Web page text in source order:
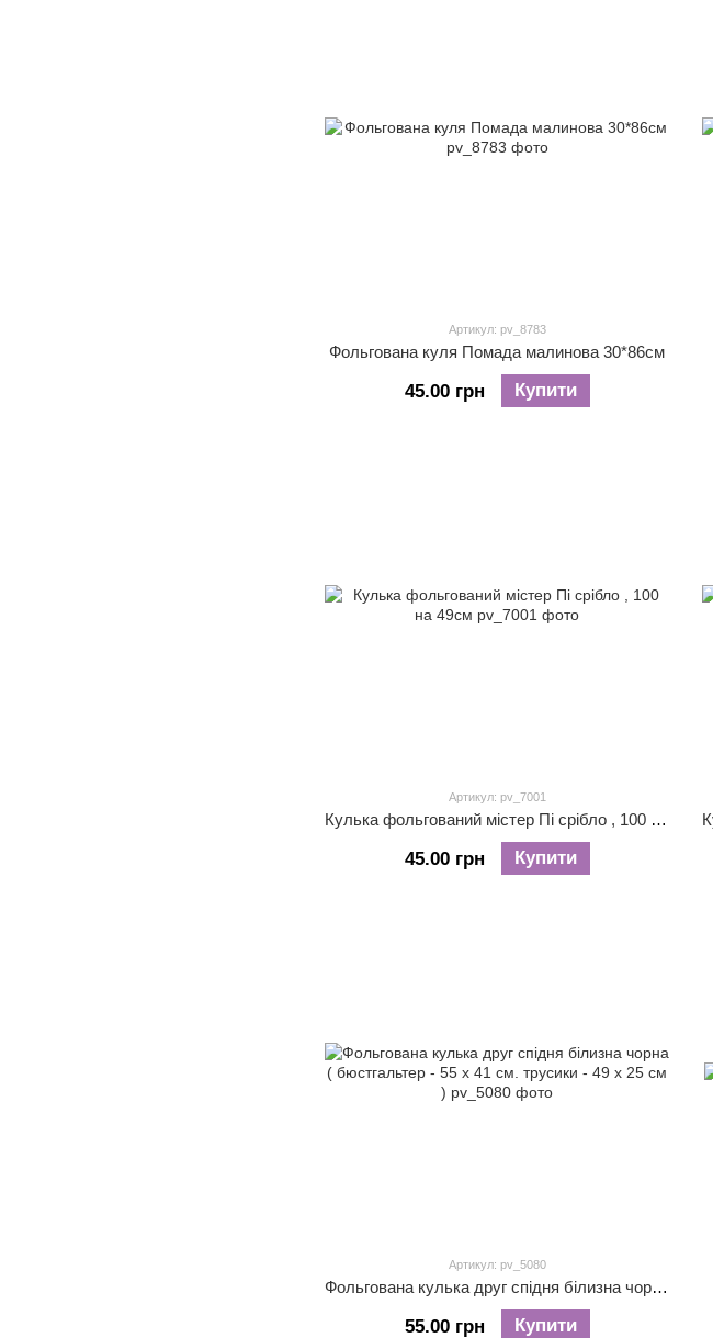
Артикул: pv_8783
Фольгована куля Помада малинова 30*86см
45.00 грн Купити
Артикул: pv_7001
Кулька фольгований містер Пі срібло , 100 на 49см
45.00 грн Купити
Артикул: pv_5080
Фольгована кулька друг спідня білизна чорна ( бюстгальтер - 55 х 41 см. трусики - 49 х 25 см )
55.00 грн Купити